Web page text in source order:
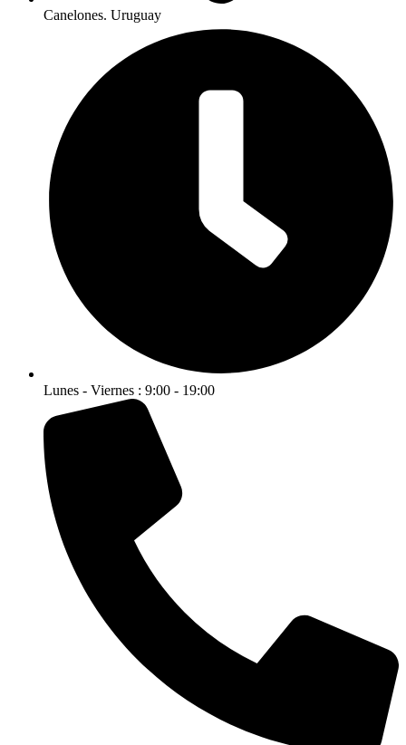
Canelones. Uruguay
Lunes - Viernes : 9:00 - 19:00